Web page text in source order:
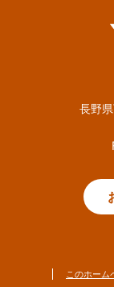
長野
このホーム